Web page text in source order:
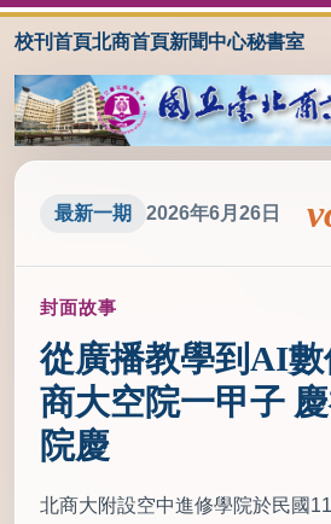
校刊首頁北商首頁新聞中心秘書室
最新一期 2026年6月26日
封面故事
從廣播教學到AI
商大空院一甲子
院慶
北商大附設空中進修學院於民國